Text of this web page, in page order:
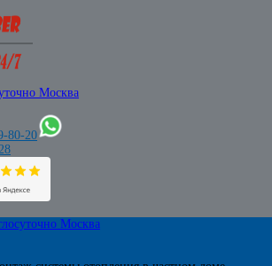
80-20
Москва